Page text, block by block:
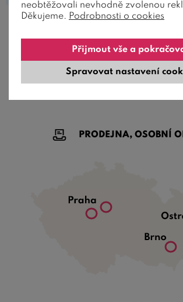
JAK ZÁKAZNÍCI
POSTELE
PRODEJNA, OSOBNÍ
neobtěžovali nevhodně zvolenou
Děkujeme. Podrobnosti o cookies
Spravovat nastavení
Přijmout vše a